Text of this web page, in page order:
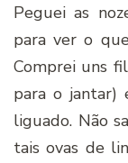
Peguei as
para ver o
Comprei uns
para o jantar)
liguado. Não
tais ovas de